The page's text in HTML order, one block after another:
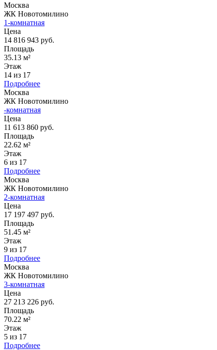
Москва
ЖК Новотомилино
1-комнатная
Цена
14 816 943 руб.
Площадь
35.13 м²
Этаж
14 из 17
Подробнее
Москва
ЖК Новотомилино
-комнатная
Цена
11 613 860 руб.
Площадь
22.62 м²
Этаж
6 из 17
Подробнее
Москва
ЖК Новотомилино
2-комнатная
Цена
17 197 497 руб.
Площадь
51.45 м²
Этаж
9 из 17
Подробнее
Москва
ЖК Новотомилино
3-комнатная
Цена
27 213 226 руб.
Площадь
70.22 м²
Этаж
5 из 17
Подробнее